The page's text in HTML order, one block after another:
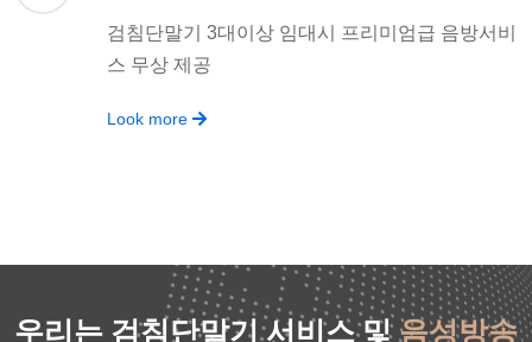
검침단말기 3대이상 임대시 프리미엄급 음방서비
스 무상 제공
Look more
우리는 검침단말기 서비스 및음성방송